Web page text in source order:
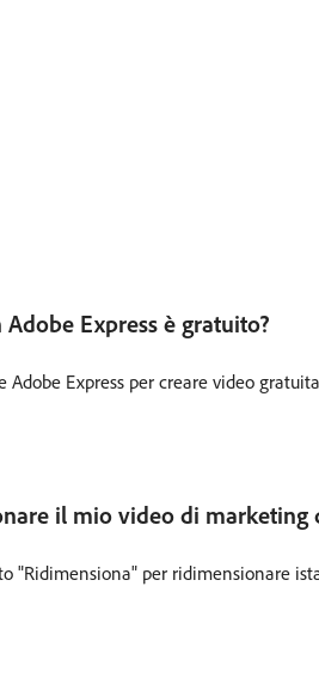
Express è gratuito?
Adobe Express per creare video
il mio video di
"Ridimensiona" per ridimensionare